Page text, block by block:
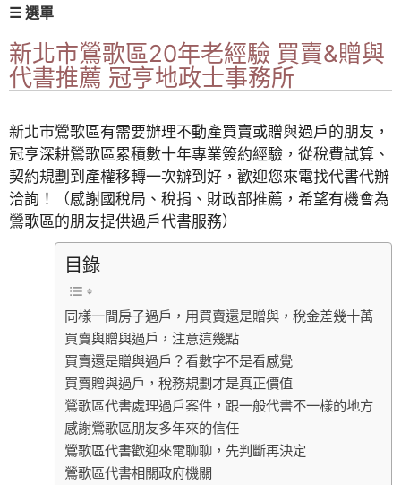
☰ 選單
新北市鶯歌區20年老經驗 買賣&贈與
代書推薦 冠亨地政士事務所
新北市鶯歌區有需要辦理不動產買賣或贈與過戶的朋友，
冠亨深耕鶯歌區累積數十年專業簽約經驗，從稅費試算、
契約規劃到產權移轉一次辦到好，歡迎您來電找代書代辦
洽詢！（感謝國稅局、稅捐、財政部推薦，希望有機會為
鶯歌區的朋友提供過戶代書服務）
目錄
同樣一間房子過戶，用買賣還是贈與，稅金差幾十萬
買賣與贈與過戶，注意這幾點
買賣還是贈與過戶？看數字不是看感覺
買賣贈與過戶，稅務規劃才是真正價值
鶯歌區代書處理過戶案件，跟一般代書不一樣的地方
感謝鶯歌區朋友多年來的信任
鶯歌區代書歡迎來電聊聊，先判斷再決定
鶯歌區代書相關政府機關